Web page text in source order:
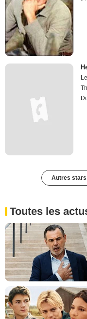
Autres stars
Toutes les